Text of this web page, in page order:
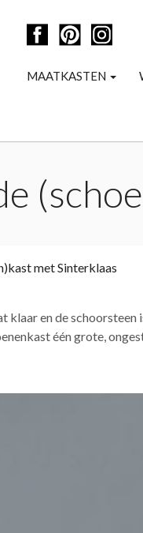
MAATKASTEN
met Sinterklaas
klaar en de
één grote,